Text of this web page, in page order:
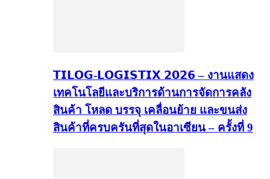
𝗧𝗜𝗟𝗢𝗚-𝗟𝗢𝗚𝗜𝗦𝗧𝗜𝗫 𝟮𝟬𝟮𝟲 – งานแสดง
เทคโนโลยีและบริการด้านการจัดการคลัง
สินค้า โหลด บรรจุ เคลื่อนย้าย และขนส่ง
สินค้าที่ครบครันที่สุดในอาเซียน – ครั้งที่ 9